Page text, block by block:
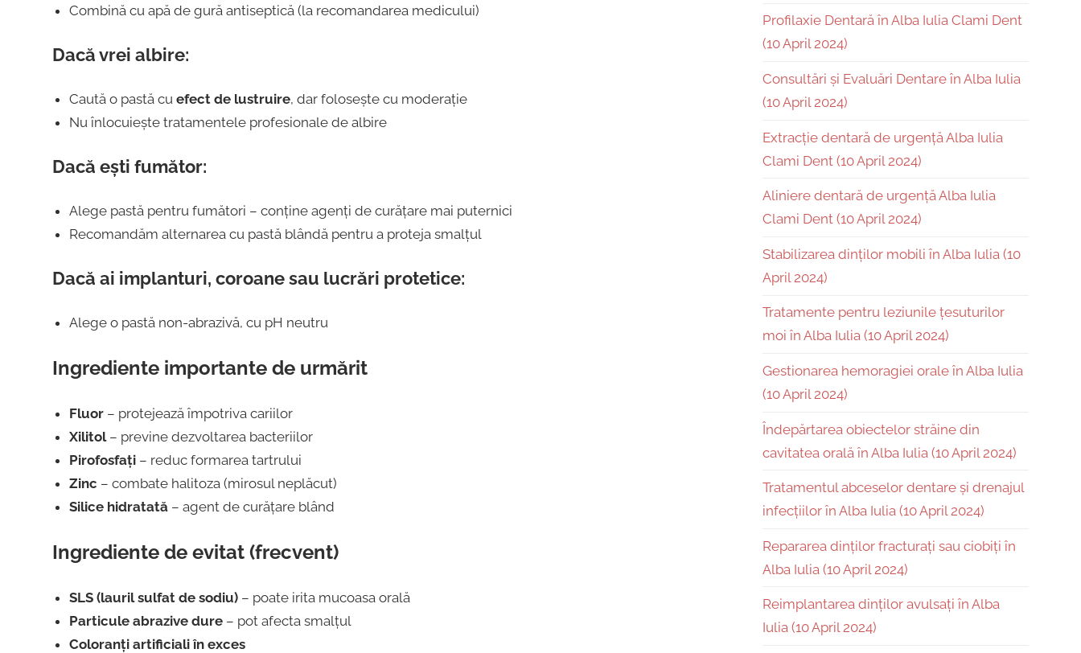
Combină cu apă de gură antiseptică (la recomandarea medicului)
Dacă vrei albire:
Caută o pastă cu efect de lustruire, dar folosește cu moderație
Nu înlocuiește tratamentele profesionale de albire
Dacă ești fumător:
Alege pastă pentru fumători – conține agenți de curățare mai puternici
Recomandăm alternarea cu pastă blândă pentru a proteja smalțul
Dacă ai implanturi, coroane sau lucrări protetice:
Alege o pastă non-abrazivă, cu pH neutru
Ingrediente importante de urmărit
Fluor– protejează împotriva cariilor
Xilitol– previne dezvoltarea bacteriilor
Pirofosfați– reduc formarea tartrului
Zinc – combate halitoza (mirosul neplăcut)
Silice hidratată– agent de curățare blând
Ingrediente de evitat (frecvent)
SLS (lauril sulfat de sodiu)– poate irita mucoasa orală
Particule abrazive dure– pot afecta smalțul
Coloranți artificiali în exces
Profilaxie Dentară în Alba Iulia Clami Dent
(10 April 2024)
Consultări și Evaluări Dentare în Alba Iulia
(10 April 2024)
Extracție dentară de urgență Alba Iulia
Clami Dent (10 April 2024)
Aliniere dentară de urgență Alba Iulia
Clami Dent (10 April 2024)
Stabilizarea dinților mobili în Alba Iulia (10
April 2024)
Tratamente pentru leziunile țesuturilor
moi în Alba Iulia (10 April 2024)
Gestionarea hemoragiei orale în Alba Iulia
(10 April 2024)
Îndepărtarea obiectelor străine din
cavitatea orală în Alba Iulia (10 April 2024)
Tratamentul abceselor dentare și drenajul
infecțiilor în Alba Iulia (10 April 2024)
Repararea dinților fracturați sau ciobiți în
Alba Iulia (10 April 2024)
Reimplantarea dinților avulsați în Alba
Iulia (10 April 2024)